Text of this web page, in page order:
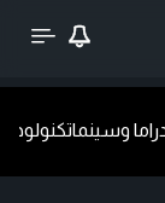
وسينماتكنولوجيا